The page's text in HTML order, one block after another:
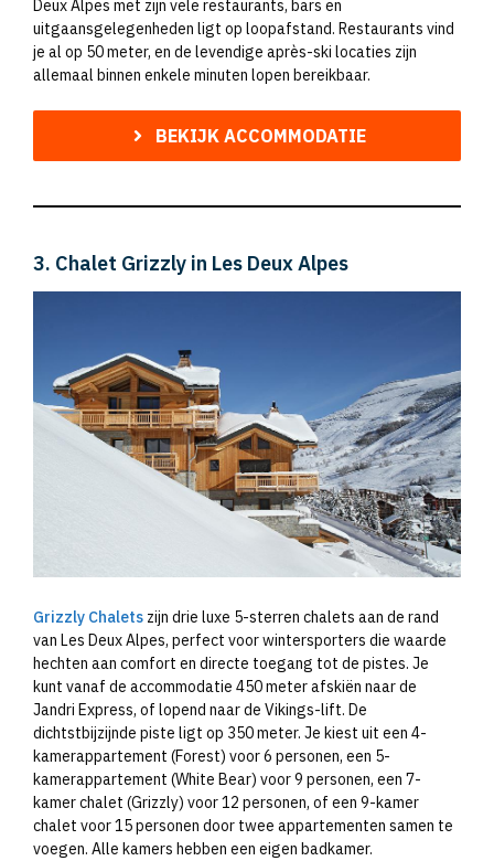
Deux Alpes met zijn vele restaurants, bars en
uitgaansgelegenheden ligt op loopafstand. Restaurants vind
je al op 50 meter, en de levendige après-ski locaties zijn
allemaal binnen enkele minuten lopen bereikbaar.
BEKIJK ACCOMMODATIE
3. Chalet Grizzly in Les Deux Alpes
Grizzly Chalets zijn drie luxe 5-sterren chalets aan de rand
van Les Deux Alpes, perfect voor wintersporters die waarde
hechten aan comfort en directe toegang tot de pistes. Je
kunt vanaf de accommodatie 450 meter afskiën naar de
Jandri Express, of lopend naar de Vikings-lift. De
dichtstbijzijnde piste ligt op 350 meter. Je kiest uit een 4-
kamerappartement (Forest) voor 6 personen, een 5-
kamerappartement (White Bear) voor 9 personen, een 7-
kamer chalet (Grizzly) voor 12 personen, of een 9-kamer
chalet voor 15 personen door twee appartementen samen te
voegen. Alle kamers hebben een eigen badkamer.